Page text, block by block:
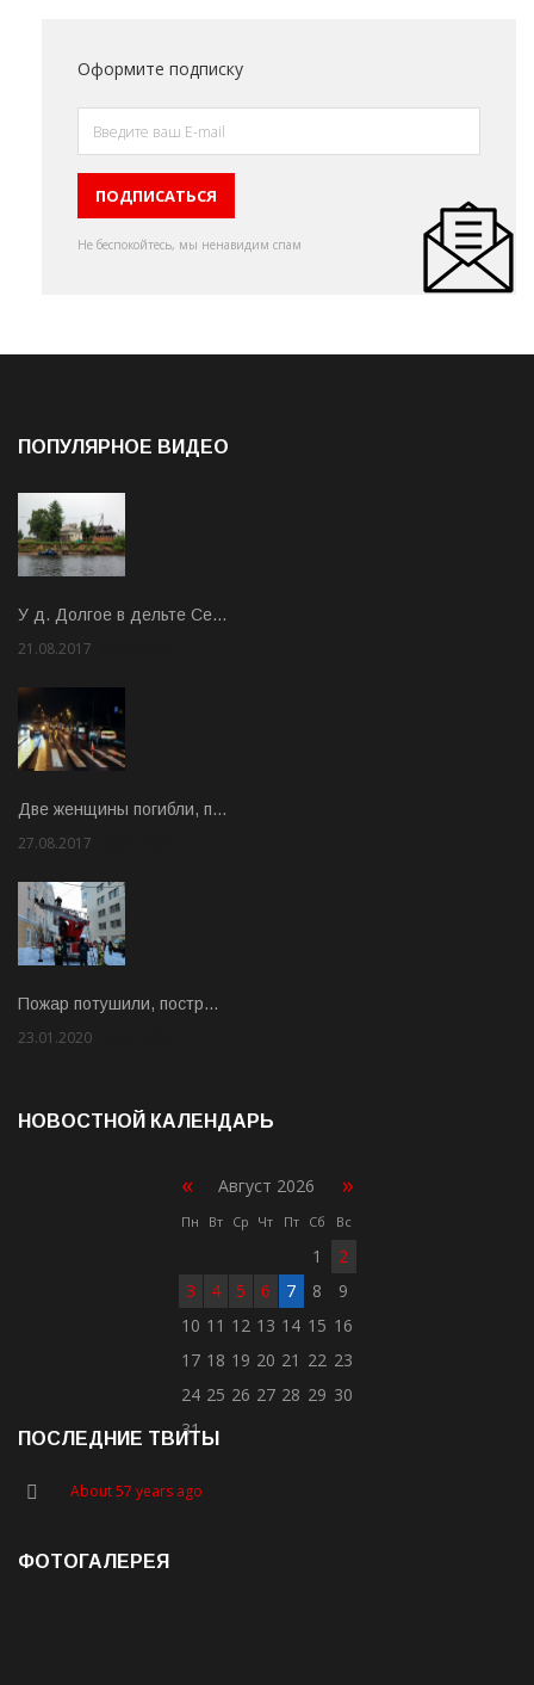
Оформите подписку
Не беспокойтесь, мы ненавидим спам
ПОПУЛЯРНОЕ ВИДЕО
У д. Долгое в дельте Се…
21.08.2017
Две женщины погибли, п…
27.08.2017
Пожар потушили, постр…
23.01.2020
НОВОСТНОЙ КАЛЕНДАРЬ
« Август 2026 »
Пн Вт Ср Чт Пт Сб Вс
1
2
3
4 5 6 7 8
9
10 11 12 13 14 15 16
17 18 19 20 21 22 23
24 25 26 27 28 29 30
31
ПОСЛЕДНИЕ ТВИТЫ
About 57 years ago
ФОТОГАЛЕРЕЯ